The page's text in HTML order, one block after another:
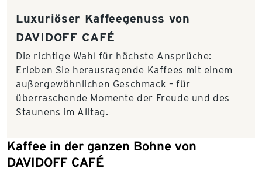
Luxuriöser Kaffeegenuss von
DAVIDOFF CAFÉ
Die richtige Wahl für höchste Ansprüche:
Erleben Sie herausragende Kaffees mit einem
außergewöhnlichen Geschmack – für
überraschende Momente der Freude und des
Staunens im Alltag.
Kaffee in der ganzen Bohne von
DAVIDOFF CAFÉ